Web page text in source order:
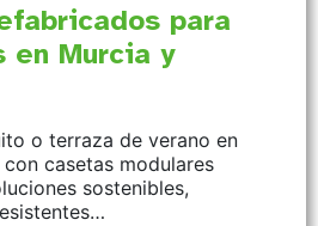
para
en Murcia y
o terraza de verano en
casetas modulares
sostenibles,